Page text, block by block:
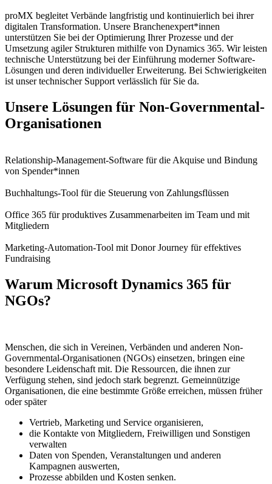
proMX begleitet Verbände langfristig und kontinuierlich bei ihrer
digitalen Transformation. Unsere Branchenexpert*innen
unterstützen Sie bei der Optimierung Ihrer Prozesse und der
Umsetzung agiler Strukturen mithilfe von Dynamics 365. Wir leisten
technische Unterstützung bei der Einführung moderner Software-
Lösungen und deren individueller Erweiterung. Bei Schwierigkeiten
ist unser technischer Support verlässlich für Sie da.
Unsere Lösungen für Non-Governmental-
Organisationen
Relationship-Management-Software für die Akquise und Bindung
von Spender*innen
Buchhaltungs-Tool für die Steuerung von Zahlungsflüssen
Office 365 für produktives Zusammenarbeiten im Team und mit
Mitgliedern
Marketing-Automation-Tool mit Donor Journey für effektives
Fundraising
Warum Microsoft Dynamics 365 für
NGOs?
Menschen, die sich in Vereinen, Verbänden und anderen Non-
Governmental-Organisationen (NGOs) einsetzen, bringen eine
besondere Leidenschaft mit. Die Ressourcen, die ihnen zur
Verfügung stehen, sind jedoch stark begrenzt. Gemeinnützige
Organisationen, die eine bestimmte Größe erreichen, müssen früher
oder später
Vertrieb, Marketing und Service organisieren,
die Kontakte von Mitgliedern, Freiwilligen und Sonstigen
verwalten
Daten von Spenden, Veranstaltungen und anderen
Kampagnen auswerten,
Prozesse abbilden und Kosten senken.